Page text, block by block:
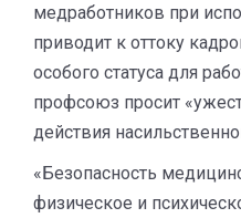
медработников при
приводит к оттоку
особого статуса для
профсоюз просит
действия
«Безопасность
физическое и